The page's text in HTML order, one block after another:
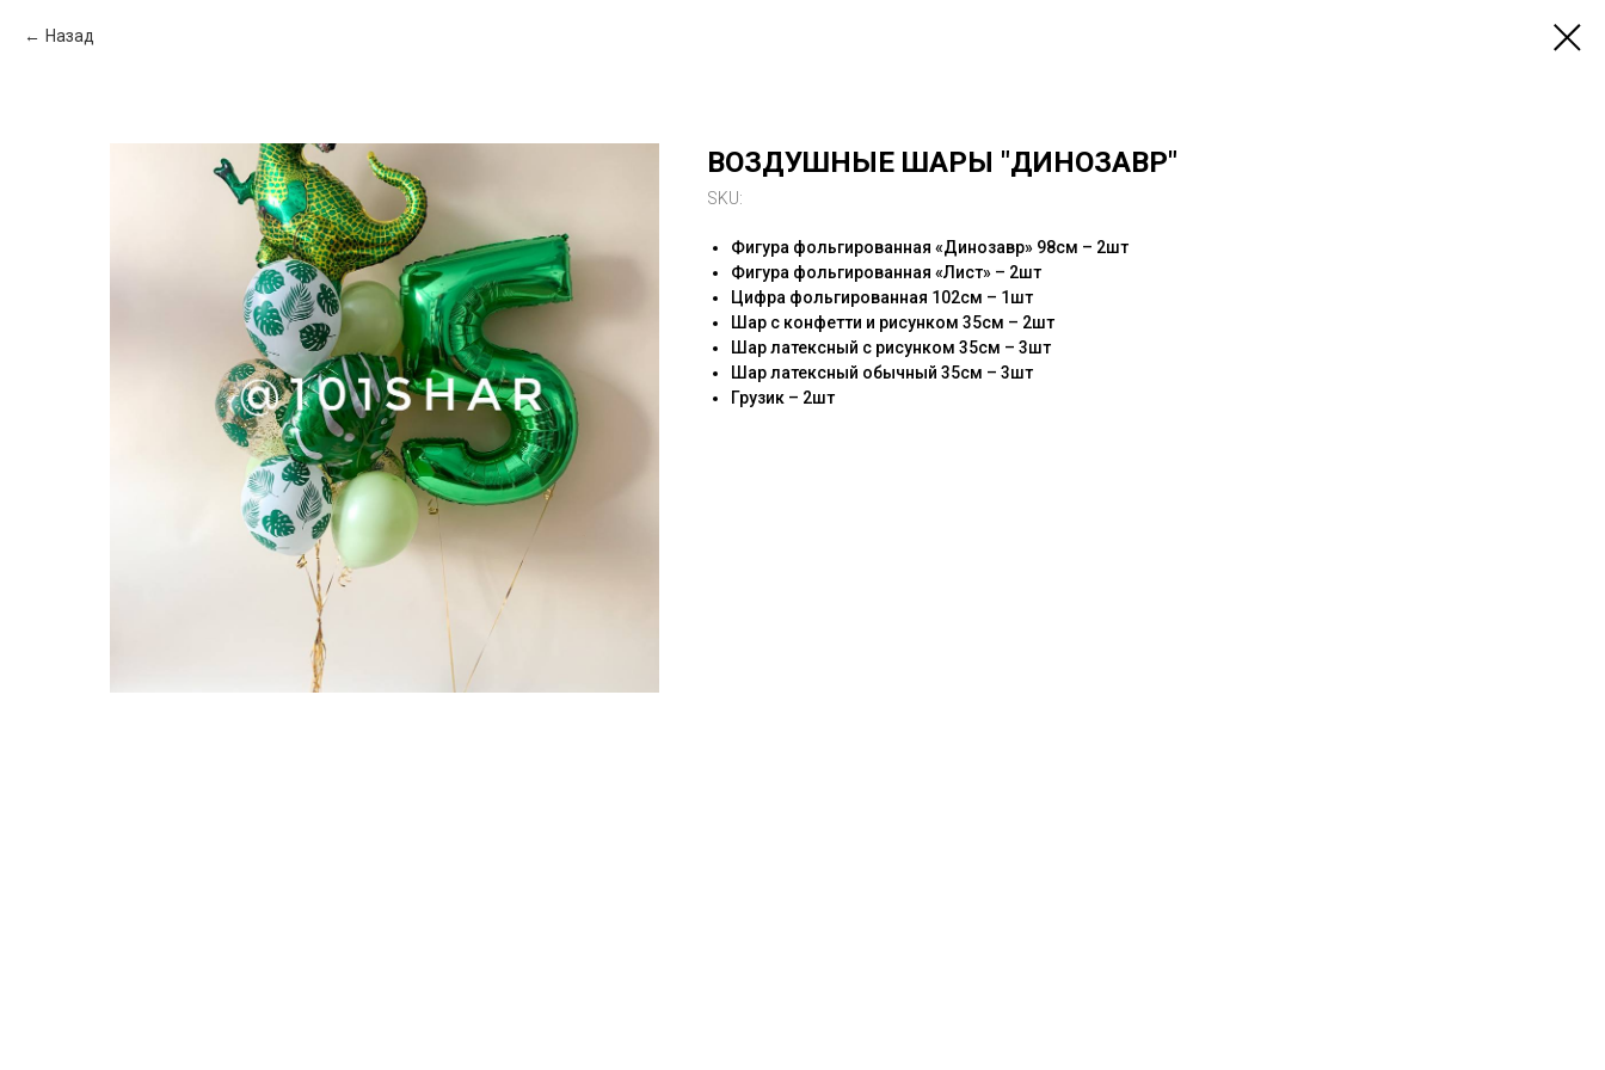
Назад
ВОЗДУШНЫЕ ШАРЫ "ДИНОЗАВР"
SKU:
Фигура фольгированная «Динозавр» 98см – 2шт
Фигура фольгированная «Лист» – 2шт
Цифра фольгированная 102см – 1шт
Шар с конфетти и рисунком 35см – 2шт
Шар латексный с рисунком 35см – 3шт
Шар латексный обычный 35см – 3шт
Грузик – 2шт